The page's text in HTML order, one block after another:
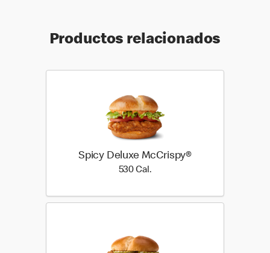
Productos relacionados
Spicy Deluxe McCrispy®
530 Cal.530 Cal.